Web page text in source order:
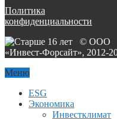
Политика
конфиденциальности
© ООО
«Инвест-Форсайт», 2012-
Меню
ESG
Экономика
Инвестклимат